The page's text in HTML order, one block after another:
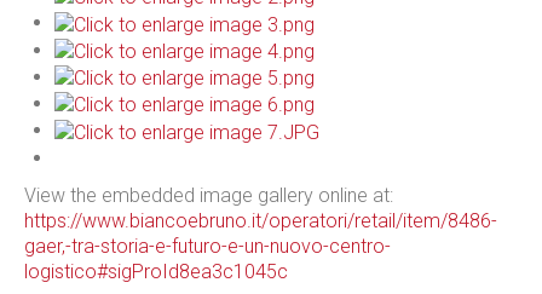
View the embedded image gallery online at:
https://www.biancoebruno.it/operatori/retail/item/8486-
gaer,-tra-storia-e-futuro-e-un-nuovo-centro-
logistico#sigProId8ea3c1045c